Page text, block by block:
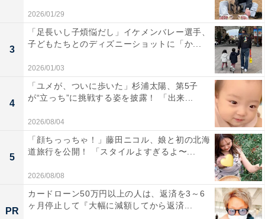
2026/01/29
3
「足長いし子煩悩だし」イケメンバレー選手、
子どもたちとのディズニーショットに「か...
2026/01/03
4
「ユメが、ついに歩いた」杉浦太陽、第5子
が“立っち”に挑戦する姿を披露！ 「出来...
2026/08/04
5
「顔ちっっちゃ！」藤田ニコル、娘と初の北海
道旅行を公開！ 「スタイルよすぎるよ〜...
2026/08/08
PR
カードローン50万円以上の人は、返済を3～6
ヶ月停止して『大幅に減額してから返済...